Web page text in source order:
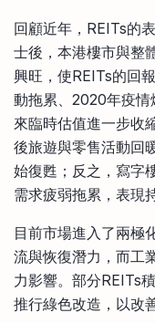
回顧近年，REITs的
士後，本港樓市與整
興旺，使REITs的回
動拖累、2020年疫
來臨時估值進一步收
後旅遊與零售活動回
始復甦；反之，寫字
需求疲弱拖累，表現
目前市場進入了兩極
流與恢復潛力，而工
力影響。部分REITs
推行綠色改造，以改